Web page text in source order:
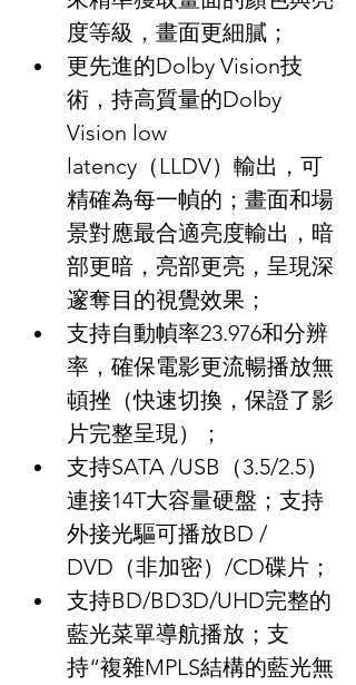
度等級，畫面更細膩；
更先進的Dolby Vision技
術，持高質量的Dolby
Vision low
latency（LLDV）輸出，可
精確為每一幀的；畫面和場
景對應最合適亮度輸出，暗
部更暗，亮部更亮，呈現深
邃奪目的視覺效果；
支持自動幀率23.976和分辨
率，確保電影更流暢播放無
頓挫（快速切換，保證了影
片完整呈現）；
支持SATA /USB（3.5/2.5）
連接14T大容量硬盤；支持
外接光驅可播放BD /
DVD（非加密）/CD碟片；
支持BD/BD3D/UHD完整的
藍光菜單導航播放；支
持“複雜MPLS結構的藍光無